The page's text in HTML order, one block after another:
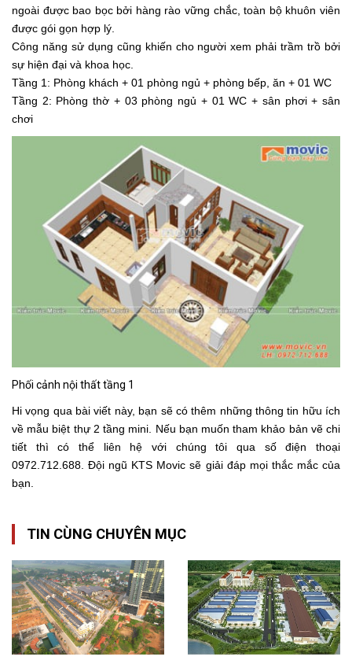
ngoài được bao bọc bởi hàng rào vững chắc, toàn bộ khuôn viên
được gói gọn hợp lý.
Công năng sử dụng cũng khiến cho người xem phải trầm trồ bởi
sự hiện đại và khoa học.
Tầng 1: Phòng khách + 01 phòng ngủ + phòng bếp, ăn + 01 WC
Tầng 2: Phòng thờ + 03 phòng ngủ + 01 WC + sân phơi + sân
chơi
Phối cảnh nội thất tầng 1
Hi vọng qua bài viết này, bạn sẽ có thêm những thông tin hữu ích
về mẫu biệt thự 2 tầng mini. Nếu bạn muốn tham khảo bản vẽ chi
tiết thì có thể liên hệ với chúng tôi qua số điện thoại
0972.712.688. Đội ngũ KTS Movic sẽ giải đáp mọi thắc mắc của
bạn.
TIN CÙNG CHUYÊN MỤC